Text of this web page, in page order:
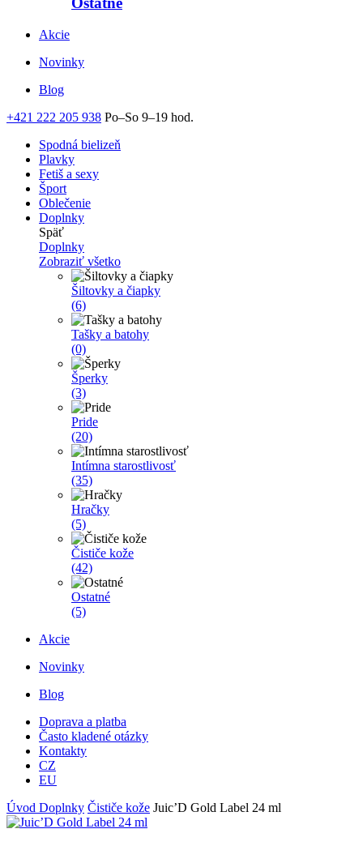
Akcie
Novinky
Blog
+421 222 205 938 Po–So 9–19 hod.
Spodná bielizeň
Plavky
Fetiš a sexy
Šport
Oblečenie
Doplnky
Späť
Doplnky
Zobraziť všetko
Šiltovky a čiapky
(6)
Tašky a batohy
(0)
Šperky
(3)
Pride
(20)
Intímna starostlivosť
(35)
Hračky
(5)
Čističe kože
(42)
Ostatné
(5)
Akcie
Novinky
Blog
Doprava a platba
Často kladené otázky
Kontakty
CZ
EU
Úvod Doplnky Čističe kože Juic’D Gold Label 24 ml